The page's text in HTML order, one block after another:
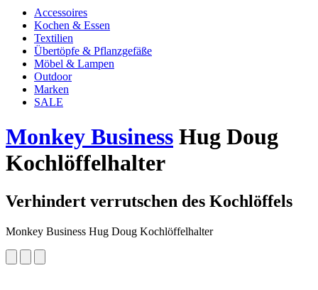
Accessoires
Kochen & Essen
Textilien
Übertöpfe & Pflanzgefäße
Möbel & Lampen
Outdoor
Marken
SALE
Monkey Business Hug Doug
Kochlöffelhalter
Verhindert verrutschen des Kochlöffels
Monkey Business Hug Doug Kochlöffelhalter